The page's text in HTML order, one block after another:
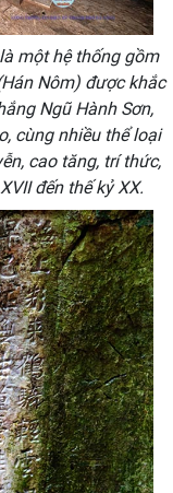
một hệ thống gồm
Nôm) được khắc
Ngũ Hành Sơn,
cùng nhiều thể loại
cao tăng, trí thức,
đến thế kỷ XX.